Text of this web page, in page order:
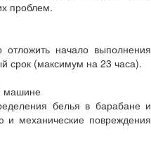
проблем.
начало выполнения
срок (максимум на 23 часа).
машине
белья в барабане и
и механические повреждения